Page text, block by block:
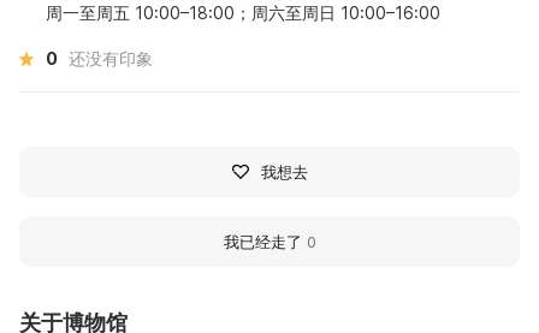
关于博物馆
周一至周五 10:00–18:00；周六至周日 10:00–16:00
0 还没有印象
我想去
我已经走了 0